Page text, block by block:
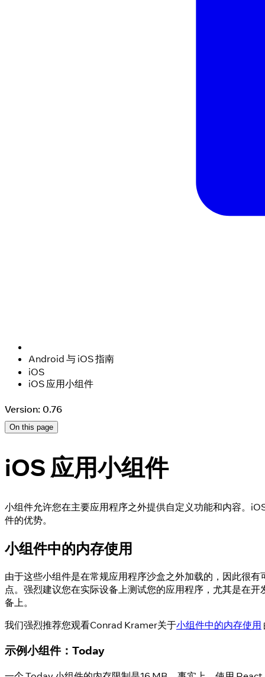
Android 与 iOS 指南
iOS
iOS 应用小组件
Version: 0.76
On this page
iOS 应用小组件
小组件允许您在主要应用程序之外提供自定义功能和内容。
件的优势。
小组件中的内存使用
由于这些小组件是在常规应用程序沙盒之外加载的，因此很
点。强烈建议您在实际设备上测试您的应用程序，尤其是在
备上。
我们强烈推荐您观看Conrad Kramer关于小组件中的内存使用
示例小组件：Today